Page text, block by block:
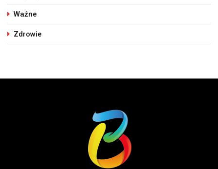
Ważne
Zdrowie